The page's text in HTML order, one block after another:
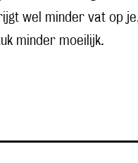
wel minder vat op
minder moeilijk.